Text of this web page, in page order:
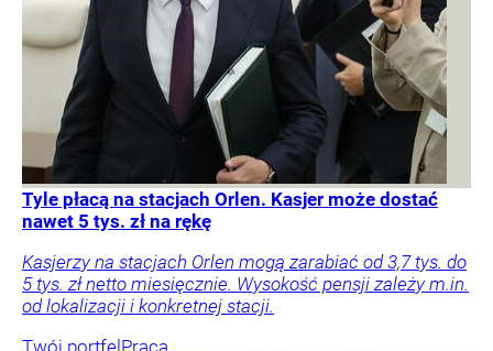
Tyle płacą na stacjach Orlen. Kasjer może dostać
nawet 5 tys. zł na rękę
Kasjerzy na stacjach Orlen mogą zarabiać od 3,7 tys. do
5 tys. zł netto miesięcznie. Wysokość pensji zależy m.in.
od lokalizacji i konkretnej stacji.